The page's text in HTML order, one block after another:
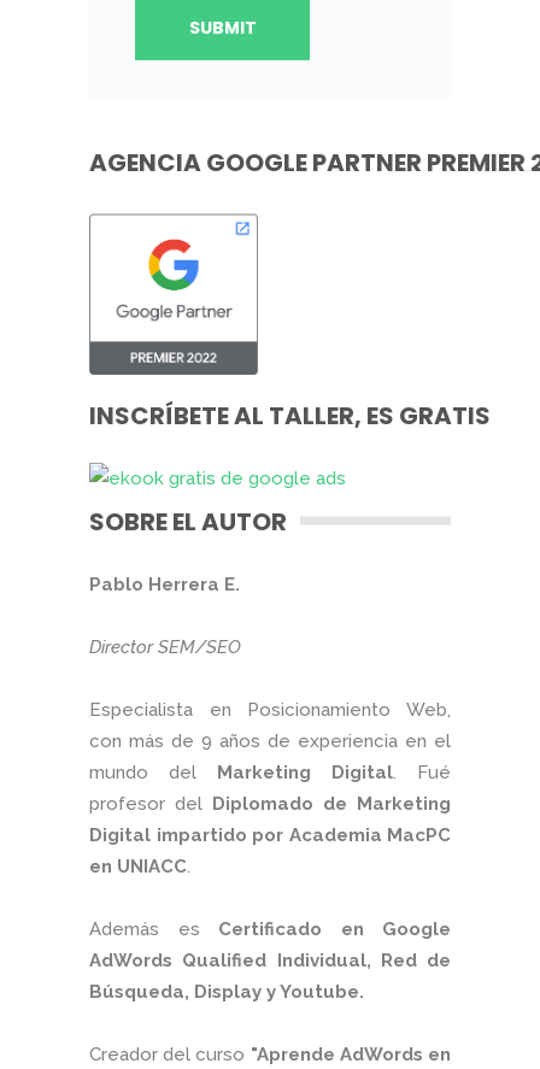
AGENCIA GOOGLE PARTNER PREMIER
INSCRÍBETE AL TALLER, ES GRATIS
SOBRE EL AUTOR
Pablo Herrera E.
Director SEM/SEO
Especialista en Posicionamiento Web,
con más de 9 años de experiencia en el
mundo del Marketing Digital. Fué
profesor del Diplomado de Marketing
Digital impartido por Academia MacPC
en UNIACC.
Además es Certificado en Google
AdWords Qualified Individual, Red de
Búsqueda, Display y Youtube.
Creador del curso "Aprende AdWords en